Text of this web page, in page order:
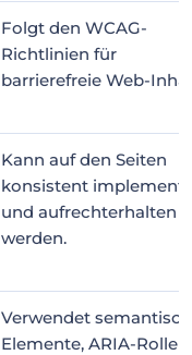
Folgt den WCAG-
Richtlinien für
barrierefreie Web-
Kann auf den Seiten
konsistent
und aufrechterhalten
werden.
Verwendet
Elemente, ARIA-Rollen,